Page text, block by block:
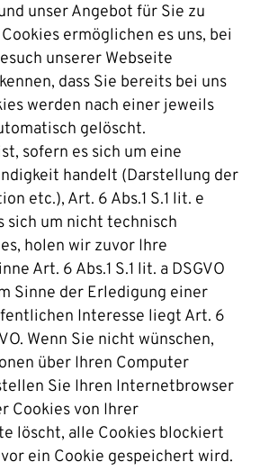
unser Angebot für Sie zu
ermöglichen es uns, bei
unserer Webseite
dass Sie bereits bei uns
werden nach einer jeweils
gelöscht.
sofern es sich um eine
handelt (Darstellung der
etc.), Art. 6 Abs.1 S.1 lit. e
sich um nicht technisch
holen wir zuvor Ihre
Art. 6 Abs.1 S.1 lit. a DSGVO
Sinne der Erledigung einer
Interesse liegt Art. 6
Wenn Sie nicht wünschen,
über Ihren Computer
Sie Ihren Internetbrowser
Cookies von Ihrer
löscht, alle Cookies blockiert
ein Cookie gespeichert wird.